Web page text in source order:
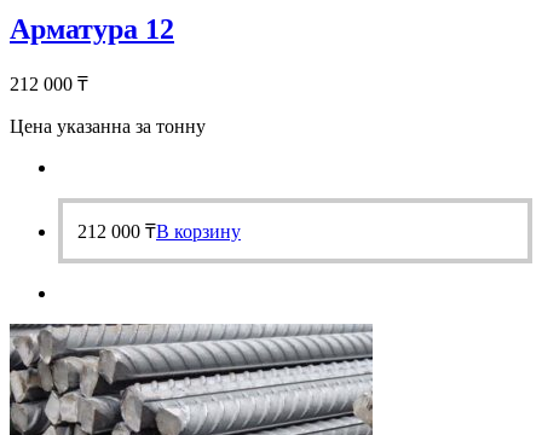
Арматура 12
212 000 ₸
Цена указанна за тонну
212 000 ₸В корзину